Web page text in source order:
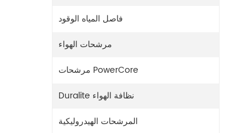
فاصل المياه الوقود
مرشحات الهواء
مرشحات PowerCore
Duralite نظافة الهواء
المرشحات الهيدروليكية